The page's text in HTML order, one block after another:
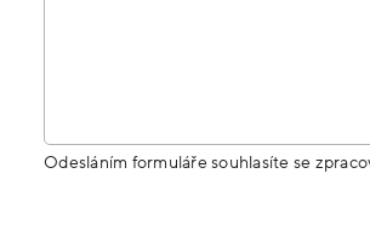
Odesláním formuláře souhlasíte se